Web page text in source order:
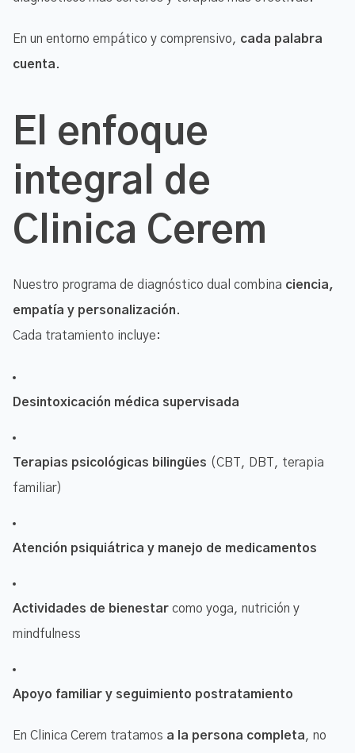
En un entorno empático y comprensivo, cada palabra
cuenta.
El enfoque
integral de
Clinica Cerem
Nuestro programa de diagnóstico dual combina ciencia,
empatía y personalización.
Cada tratamiento incluye:
Desintoxicación médica supervisada
Terapias psicológicas bilingües (CBT, DBT, terapia
familiar)
Atención psiquiátrica y manejo de medicamentos
Actividades de bienestar como yoga, nutrición y
mindfulness
Apoyo familiar y seguimiento postratamiento
En Clinica Cerem tratamos a la persona completa, no